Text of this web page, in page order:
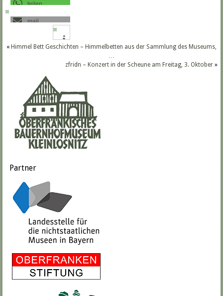
teilen
mail
« Himmel Bett Geschichten – Himmelbetten aus der Sammlung des Museums,
…
zfridn – Konzert in der Scheune am Freitag, 3. Oktober»
Partner